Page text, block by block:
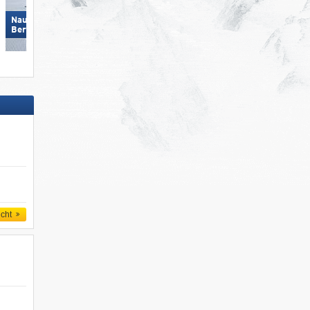
Nauders am Reschenpass –
Bergkastel
Wildkogel – Neukirchen/​